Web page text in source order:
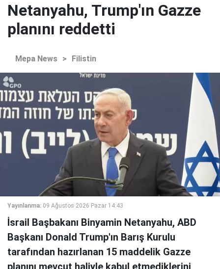
Netanyahu, Trump'ın Gazze
planını reddetti
Mepa News > Filistin
Yayınlanma: 09 Ağustos 2026 Pazar 14:43
İsrail Başbakanı Binyamin Netanyahu, ABD
Başkanı Donald Trump'ın Barış Kurulu
tarafından hazırlanan 15 maddelik Gazze
planını mevcut haliyle kabul etmediklerini